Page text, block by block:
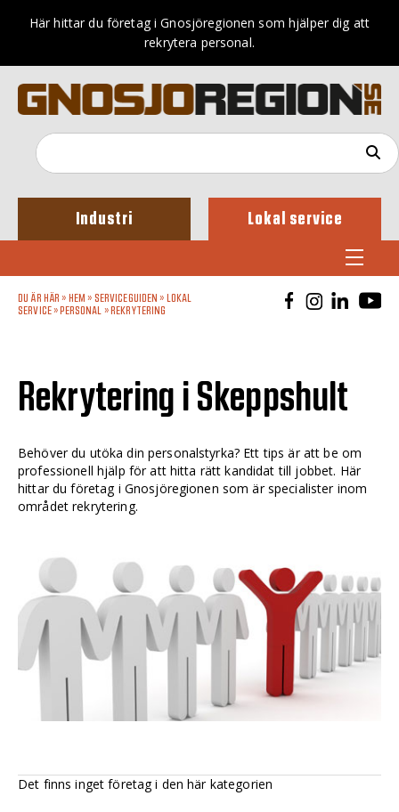
Här hittar du företag i Gnosjöregionen som hjälper dig att
rekrytera personal.
Industri Lokal service
DU ÄR HÄR » HEM » SERVICEGUIDEN »
LOKAL
SERVICE» PERSONAL » REKRYTERING
Rekrytering i Skeppshult
Behöver du utöka din personalstyrka? Ett tips är att be om
professionell hjälp för att hitta rätt kandidat till jobbet. Här
hittar du företag i Gnosjöregionen som är specialister inom
området rekrytering.
Det finns inget företag i den här kategorien